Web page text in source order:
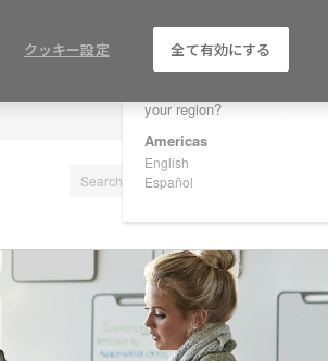
Are you in United States?
your region?
Americas
English
Español
クッキー設定 全て有効にする